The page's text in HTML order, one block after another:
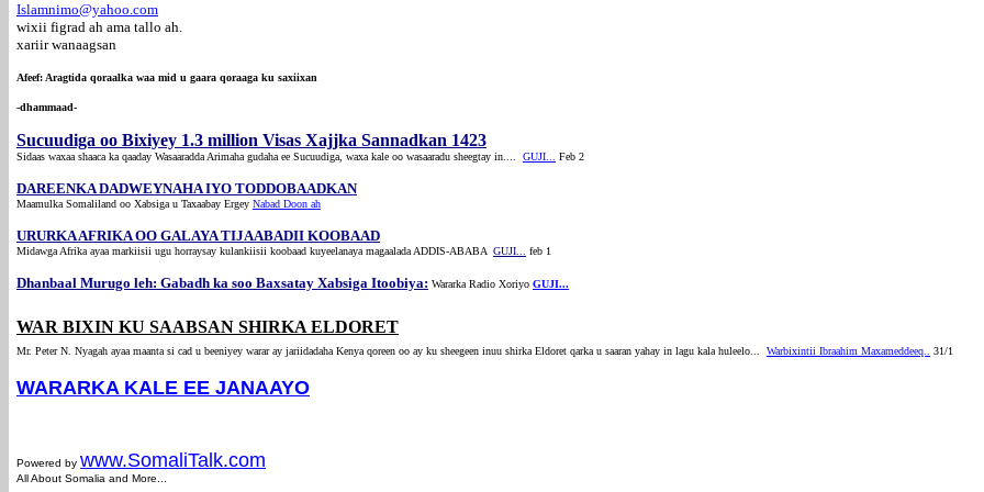
Islamnimo@yahoo.com
wixii figrad ah ama tallo ah.
xariir wanaagsan
Afeef: Aragtida qoraalka waa mid u gaara qoraaga ku saxiixan
-dhammaad-
Sucuudiga oo Bixiyey 1.3 million Visas Xajjka Sannadkan 1423
Sidaas waxaa shaaca ka qaaday Wasaaradda Arimaha gudaha ee Sucuudiga, waxa kale oo wasaaradu sheegtay in.... GUJI... Feb 2
DAREENKA DADWEYNAHA IYO TODDOBAADKAN
Maamulka Somaliland oo Xabsiga u Taxaabay Ergey Nabad Doon ah
URURKA AFRIKA OO GALAYA TIJAABADII KOOBAAD
Midawga Afrika ayaa markiisii ugu horraysay kulankiisii koobaad kuyeelanaya magaalada ADDIS-ABABA GUJI... feb 1
Dhanbaal Murugo leh: Gabadh ka soo Baxsatay Xabsiga Itoobiya: Wararka Radio Xoriyo GUJI...
WAR BIXIN KU SAABSAN SHIRKA ELDORET
Mr. Peter N. Nyagah ayaa maanta si cad u beeniyey warar ay jariidadaha Kenya qoreen oo ay ku sheegeen inuu shirka Eldoret qarka u saaran yahay in lagu kala huleelo... Warbixintii Ibraahim Maxameddeeq.. 31/1
WARARKA KALE EE JANAAYO
Powered by www.SomaliTalk.com
All About Somalia and More...